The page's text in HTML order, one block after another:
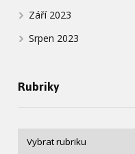
Září 2023
Srpen 2023
Rubriky